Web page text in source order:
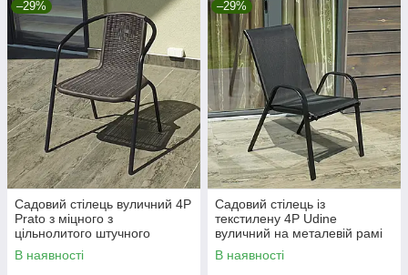
–29%
Садовий стілець вуличний 4P
Prato з міцного з
цільнолитого штучного
ротанга для тераси, балкона
кафе саду дачі К
В наявності
–29%
Садовий стілець із
текстилену 4P Udine
вуличний на металевій рамі
для саду, тераси, балкона,
кафе Ч
В наявності